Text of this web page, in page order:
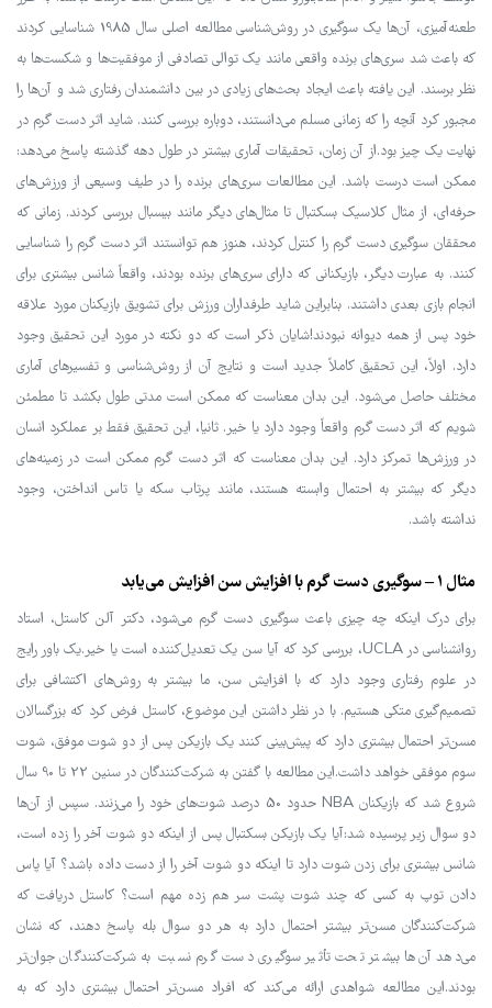
طعنه‌آمیزی، آن‌ها یک سوگیری در روش‌شناسی مطالعه اصلی سال 1985 شناسایی کردند
که باعث شد سری‌های برنده واقعی مانند یک توالی تصادفی از موفقیت‌ها و شکست‌ها به
نظر برسند. این یافته باعث ایجاد بحث‌های زیادی در بین دانشمندان رفتاری شد و آن‌ها را
مجبور کرد آنچه را که زمانی مسلم می‌دانستند، دوباره بررسی کنند. شاید اثر دست گرم در
نهایت یک چیز بود.از آن زمان، تحقیقات آماری بیشتر در طول دهه گذشته پاسخ می‌دهد:
ممکن است درست باشد. این مطالعات سری‌های برنده را در طیف وسیعی از ورزش‌های
حرفه‌ای، از مثال کلاسیک بسکتبال تا مثال‌های دیگر مانند بیسبال بررسی کردند. زمانی که
محققان سوگیری دست گرم را کنترل کردند، هنوز هم توانستند اثر دست گرم را شناسایی
کنند. به عبارت دیگر، بازیکنانی که دارای سری‌های برنده بودند، واقعاً شانس بیشتری برای
انجام بازی بعدی داشتند. بنابراین شاید طرفداران ورزش برای تشویق بازیکنان مورد علاقه
خود پس از همه دیوانه نبودند!شایان ذکر است که دو نکته در مورد این تحقیق وجود
دارد. اولاً، این تحقیق کاملاً جدید است و نتایج آن از روش‌شناسی و تفسیرهای آماری
مختلف حاصل می‌شود. این بدان معناست که ممکن است مدتی طول بکشد تا مطمئن
شویم که اثر دست گرم واقعاً وجود دارد یا خیر. ثانیا، این تحقیق فقط بر عملکرد انسان
در ورزش‌ها تمرکز دارد. این بدان معناست که اثر دست گرم ممکن است در زمینه‌های
دیگر که بیشتر به احتمال وابسته هستند، مانند پرتاب سکه یا تاس انداختن، وجود
نداشته باشد.
مثال 1 – سوگیری دست گرم با افزایش سن افزایش می‌یابد
برای درک اینکه چه چیزی باعث سوگیری دست گرم می‌شود، دکتر آلن کاستل، استاد
روانشناسی در UCLA، بررسی کرد که آیا سن یک تعدیل‌کننده است یا خیر.یک باور رایج
در علوم رفتاری وجود دارد که با افزایش سن، ما بیشتر به روش‌های اکتشافی برای
تصمیم‌گیری متکی هستیم. با در نظر داشتن این موضوع، کاستل فرض کرد که بزرگسالان
مسن‌تر احتمال بیشتری دارد که پیش‌بینی کنند یک بازیکن پس از دو شوت موفق، شوت
سوم موفقی خواهد داشت.این مطالعه با گفتن به شرکت‌کنندگان در سنین 22 تا 90 سال
شروع شد که بازیکنان NBA حدود 50 درصد شوت‌های خود را می‌زنند. سپس از آن‌ها
دو سوال زیر پرسیده شد:آیا یک بازیکن بسکتبال پس از اینکه دو شوت آخر را زده است،
شانس بیشتری برای زدن شوت دارد تا اینکه دو شوت آخر را از دست داده باشد؟ آیا پاس
دادن توپ به کسی که چند شوت پشت سر هم زده مهم است؟ کاستل دریافت که
شرکت‌کنندگان مسن‌تر بیشتر احتمال دارد به هر دو سوال بله پاسخ دهند، که نشان
می‌دهد آن‌ها بیشتر تحت تأثیر سوگیری دست گرم نسبت به شرکت‌کنندگان جوان‌تر
بودند.این مطالعه شواهدی ارائه می‌کند که افراد مسن‌تر احتمال بیشتری دارد که به